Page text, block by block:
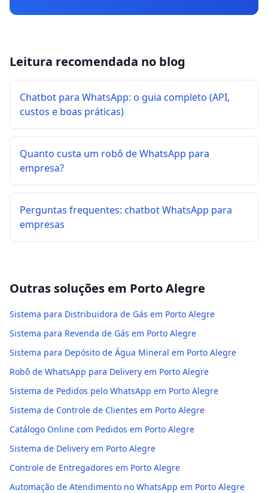
Leitura recomendada no blog
Chatbot para WhatsApp: o guia completo (API,
custos e boas práticas)
Quanto custa um robô de WhatsApp para
empresa?
Perguntas frequentes: chatbot WhatsApp para
empresas
Outras soluções em Porto Alegre
Sistema para Distribuidora de Gás em Porto Alegre
Sistema para Revenda de Gás em Porto Alegre
Sistema para Depósito de Água Mineral em Porto Alegre
Robô de WhatsApp para Delivery em Porto Alegre
Sistema de Pedidos pelo WhatsApp em Porto Alegre
Sistema de Controle de Clientes em Porto Alegre
Catálogo Online com Pedidos em Porto Alegre
Sistema de Delivery em Porto Alegre
Controle de Entregadores em Porto Alegre
Automação de Atendimento no WhatsApp em Porto Alegre